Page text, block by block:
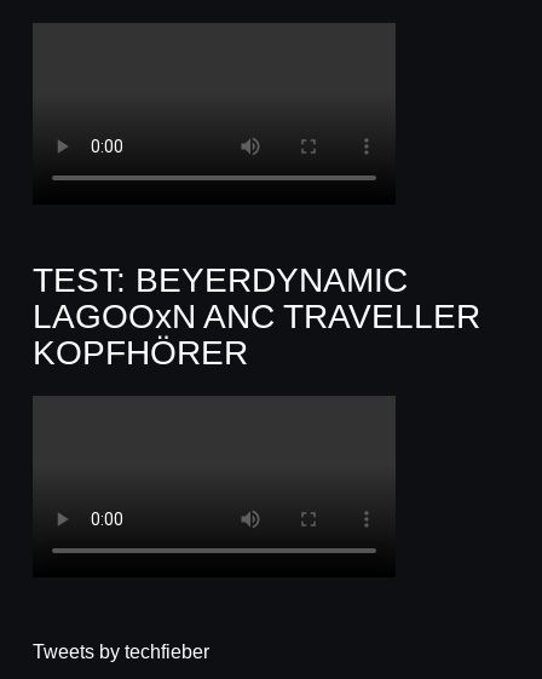
TEST: BEYERDYNAMIC
LAGOOxN ANC TRAVELLER
KOPFHÖRER
Tweets by techfieber